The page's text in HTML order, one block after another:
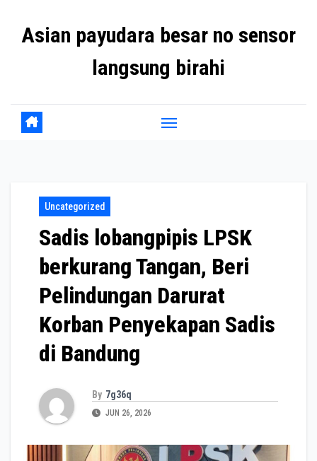
Asian payudara besar no sensor
langsung birahi
Uncategorized
Sadis lobangpipis LPSK
berkurang Tangan, Beri
Pelindungan Darurat
Korban Penyekapan Sadis
di Bandung
By 7g36q
JUN 26, 2026